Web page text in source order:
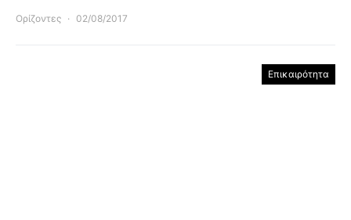
Ορίζοντες 02/08/2017
Επικαιρότητα